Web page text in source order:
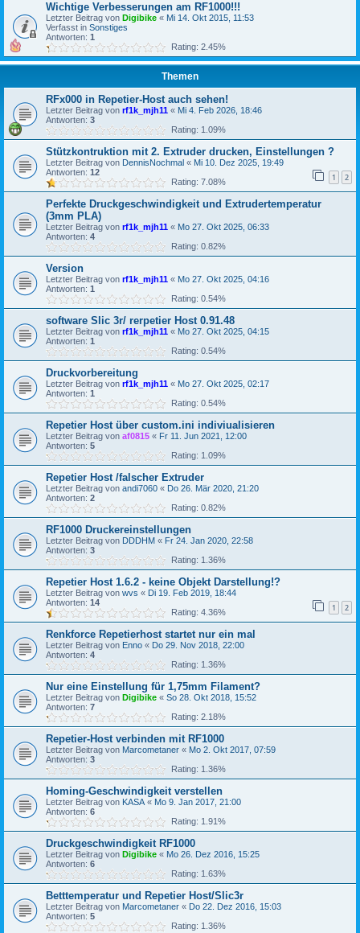
Wichtige Verbesserungen am RF1000!!!
Letzter Beitrag von Digibike « Mi 14. Okt 2015, 11:53
Verfasst in Sonstiges
Antworten: 1
Rating: 2.45%
Themen
RFx000 in Repetier-Host auch sehen!
Letzter Beitrag von rf1k_mjh11 « Mi 4. Feb 2026, 18:46
Antworten: 3
Rating: 1.09%
Stützkontruktion mit 2. Extruder drucken, Einstellungen ?
Letzter Beitrag von DennisNochmal « Mi 10. Dez 2025, 19:49
Antworten: 12 1 2
Rating: 7.08%
Perfekte Druckgeschwindigkeit und Extrudertemperatur
(3mm PLA)
Letzter Beitrag von rf1k_mjh11 « Mo 27. Okt 2025, 06:33
Antworten: 4
Rating: 0.82%
Version
Letzter Beitrag von rf1k_mjh11 « Mo 27. Okt 2025, 04:16
Antworten: 1
Rating: 0.54%
software Slic 3r/ rerpetier Host 0.91.48
Letzter Beitrag von rf1k_mjh11 « Mo 27. Okt 2025, 04:15
Antworten: 1
Rating: 0.54%
Druckvorbereitung
Letzter Beitrag von rf1k_mjh11 « Mo 27. Okt 2025, 02:17
Antworten: 1
Rating: 0.54%
Repetier Host über custom.ini indiviualisieren
Letzter Beitrag von af0815 « Fr 11. Jun 2021, 12:00
Antworten: 5
Rating: 1.09%
Repetier Host /falscher Extruder
Letzter Beitrag von andi7060 « Do 26. Mär 2020, 21:20
Antworten: 2
Rating: 0.82%
RF1000 Druckereinstellungen
Letzter Beitrag von DDDHM « Fr 24. Jan 2020, 22:58
Antworten: 3
Rating: 1.36%
Repetier Host 1.6.2 - keine Objekt Darstellung!?
Letzter Beitrag von wvs « Di 19. Feb 2019, 18:44
Antworten: 14 1 2
Rating: 4.36%
Renkforce Repetierhost startet nur ein mal
Letzter Beitrag von Enno « Do 29. Nov 2018, 22:00
Antworten: 4
Rating: 1.36%
Nur eine Einstellung für 1,75mm Filament?
Letzter Beitrag von Digibike « So 28. Okt 2018, 15:52
Antworten: 7
Rating: 2.18%
Repetier-Host verbinden mit RF1000
Letzter Beitrag von Marcometaner « Mo 2. Okt 2017, 07:59
Antworten: 3
Rating: 1.36%
Homing-Geschwindigkeit verstellen
Letzter Beitrag von KASA « Mo 9. Jan 2017, 21:00
Antworten: 6
Rating: 1.91%
Druckgeschwindigkeit RF1000
Letzter Beitrag von Digibike « Mo 26. Dez 2016, 15:25
Antworten: 6
Rating: 1.63%
Betttemperatur und Repetier Host/Slic3r
Letzter Beitrag von Marcometaner « Do 22. Dez 2016, 15:03
Antworten: 5
Rating: 1.36%